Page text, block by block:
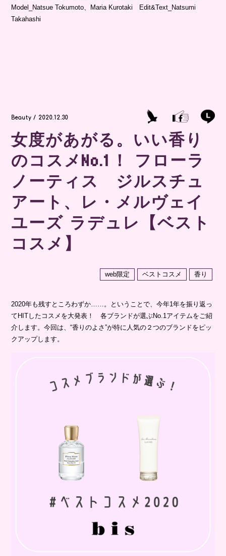
Model_Natsue Tokumoto、Maria Kurotaki Edit&Text_Natsumi
Takahashi
Beauty / 2020.12.30
女度があがる。いい香り
のコスメNo.1！ フローラ
ノーティス ジルスチュ
アート、レ・メルヴェイ
ユーズ ラデュレ【ベスト
コスメ】
web限定 ベストコスメ 香り
2020年も残すところわずか……。ということで、今年1年を振り返っ
てHITしたコスメを大発表！ 各ブランドが選ぶNo.1アイテムをご紹
介します。今回は、“香りのよさ”が特に人気の２つのブランドをピッ
クアップします。